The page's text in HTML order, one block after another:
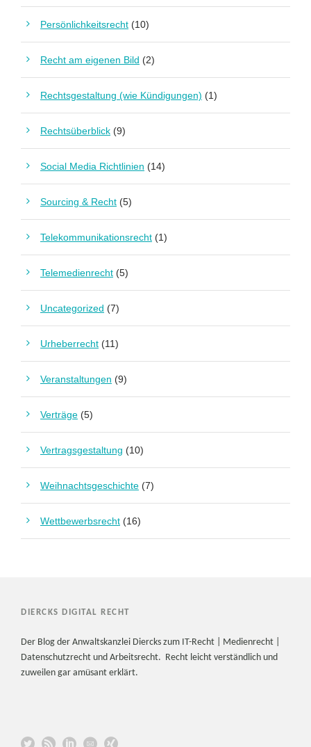
Persönlichkeitsrecht (10)
Recht am eigenen Bild (2)
Rechtsgestaltung (wie Kündigungen) (1)
Rechtsüberblick (9)
Social Media Richtlinien (14)
Sourcing & Recht (5)
Telekommunikationsrecht (1)
Telemedienrecht (5)
Uncategorized (7)
Urheberrecht (11)
Veranstaltungen (9)
Verträge (5)
Vertragsgestaltung (10)
Weihnachtsgeschichte (7)
Wettbewerbsrecht (16)
DIERCKS DIGITAL RECHT
Der Blog der Anwaltskanzlei Diercks zum IT-Recht | Medienrecht |
Datenschutzrecht und Arbeitsrecht. Recht leicht verständlich und
zuweilen gar amüsant erklärt.